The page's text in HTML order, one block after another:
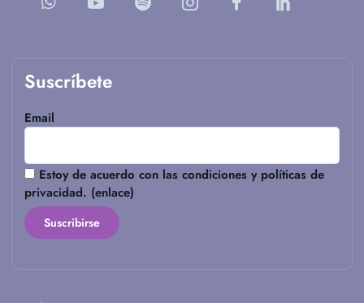
Suscríbete
Email
Estoy de acuerdo con las condiciones y políticas de
privacidad. (enlace)